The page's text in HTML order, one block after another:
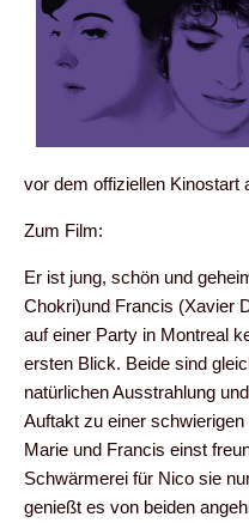
vor dem offiziellen Kinostart
Zum Film:
Er ist jung, schön und
Chokri)und Francis (Xavier
auf einer Party in Montreal
ersten Blick. Beide sind
natürlichen Ausstrahlung
Auftakt zu einer
Marie und Francis einst
Schwärmerei für Nico sie
genießt es von beiden